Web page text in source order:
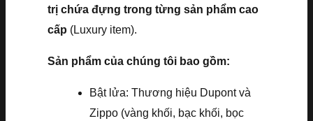
trị chứa đựng trong từng sản phẩm cao
cấp (Luxury item).
Sản phẩm của chúng tôi bao gồm:
Bật lửa: Thương hiệu Dupont và
Zippo (vàng khối, bạc khối, bọc